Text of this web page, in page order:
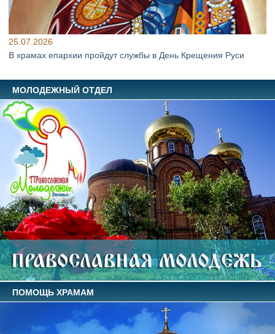
25.07.2026
В храмах епархии пройдут службы в День Крещения Руси
МОЛОДЕЖНЫЙ ОТДЕЛ
ПОМОЩЬ ХРАМАМ